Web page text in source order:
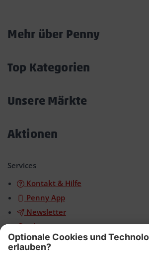
Mehr über Penny
Top Kategorien
Unsere Märkte
Aktionen
Services
Kontakt & Hilfe
Penny App
Newsletter
WhatsApp
App